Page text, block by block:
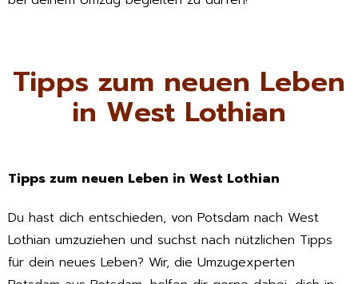
Tipps zum neuen Leben
in West Lothian
Tipps zum neuen Leben in West Lothian
Du hast dich entschieden, von Potsdam nach West
Lothian umzuziehen und suchst nach nützlichen Tipps
für dein neues Leben? Wir, die Umzugexperten